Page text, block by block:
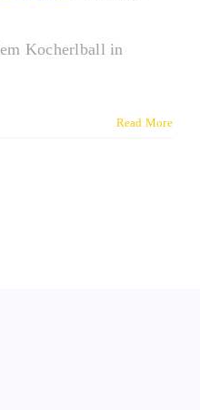
Kocherlball in
Read More